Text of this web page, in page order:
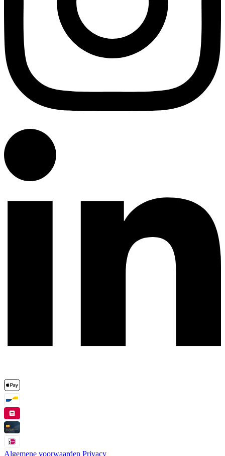
Algemene voorwaarden Privacy